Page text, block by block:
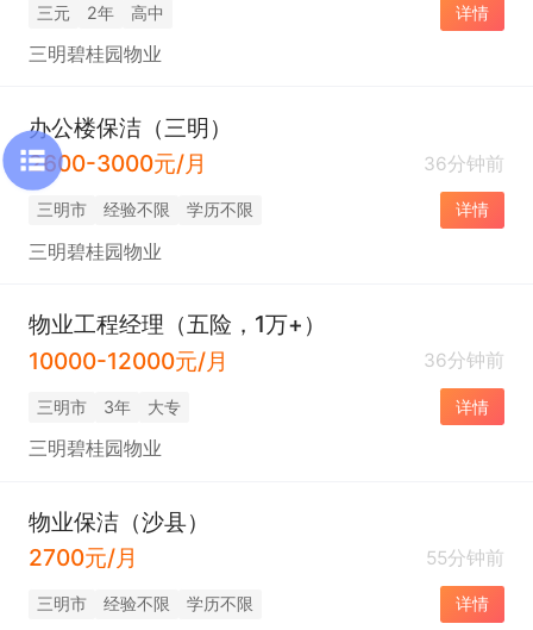
三元 2年 高中 详情
三明碧桂园物业
办公楼保洁（三明）
2600-3000元/月
36分钟前
三明市 经验不限 学历不限 详情
三明碧桂园物业
物业工程经理（五险，1万+）
10000-12000元/月
36分钟前
三明市 3年 大专 详情
三明碧桂园物业
物业保洁（沙县）
2700元/月
55分钟前
三明市 经验不限 学历不限 详情